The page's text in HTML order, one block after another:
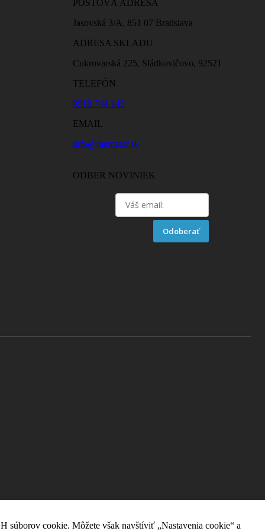
POŠTOVÁ ADRESA
Jasovská 3/A, 851 07 Bratislava
ADRESA SKLADU
Cukrovarská 225, Sládkovičovo, 92521
TELEFÓN
0918 744 145
EMAIL
info@mercator.sk
ODBER NOVINIEK
Odoberať
cookie. Môžete však navštíviť „Nastavenia cookie“ a